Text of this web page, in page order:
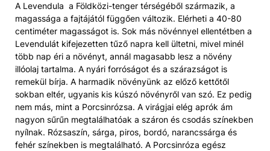
A Levendula a Földközi-tenger térségéből származik, a
magassága a fajtájától függően változik. Elérheti a 40-80
centiméter magasságot is. Sok más növénnyel ellentétben a
Levendulát kifejezetten tűző napra kell ültetni, mivel minél
több nap éri a növényt, annál magasabb lesz a növény
illóolaj tartalma. A nyári forróságot és a szárazságot is
remekül bírja. A harmadik növényünk az előző kettőtől
sokban eltér, ugyanis kis kúszó növényről van szó. Ez pedig
nem más, mint a Porcsinrózsa. A virágjai elég aprók ám
nagyon sűrűn megtalálhatóak a száron és csodás színekben
nyílnak. Rózsaszín, sárga, piros, bordó, narancssárga és
fehér színekben is megtalálható. A Porcsinróza egész